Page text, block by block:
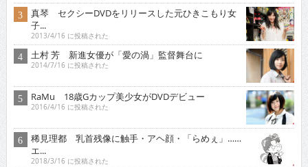
真琴 セクシーDVDをリリースした元ひきこもり女
子...
2013/4/16 に投稿された
土村 芳 新進女優が「愛の渦」監督舞台に
2014/7/16 に投稿された
RaMu 18歳Gカップ美少女がDVDデビュー
2016/4/16 に投稿された
稀見理都 乳首残像に触手・アヘ顔・「らめぇ」……
エ...
2018/3/16 に投稿された